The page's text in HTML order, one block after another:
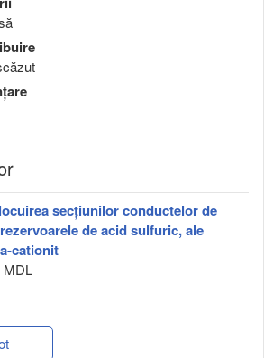
secțiunilor conductelor de
de acid sulfuric, ale
cationit
MDL